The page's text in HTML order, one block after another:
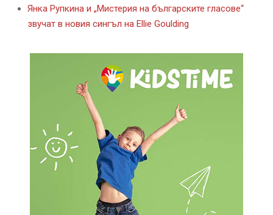
Янка Рупкина и „Мистерия на българските гласове“
звучат в новия сингъл на Ellie Goulding